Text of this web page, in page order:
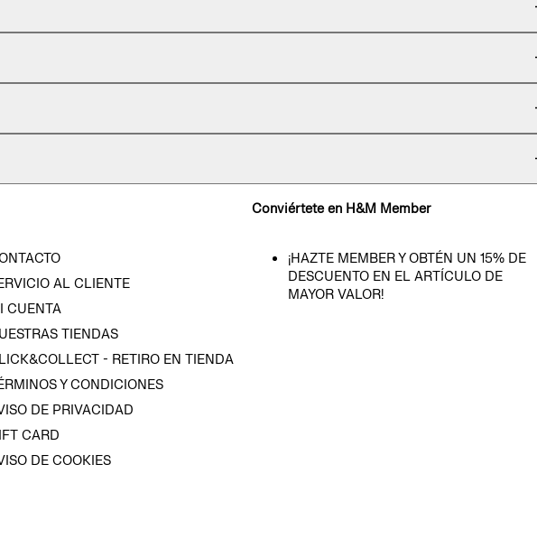
AL CLIENTE
CUENTA
TIENDAS
- RETIRO EN TIENDA
Y CONDICIONES
DE PRIVACIDAD
CARD
DE COOKIES
Conviértete en H&M Member
¡HAZTE MEMBER Y OBTÉN UN 15% DE
DESCUENTO EN EL ARTÍCULO DE
MAYOR VALOR!